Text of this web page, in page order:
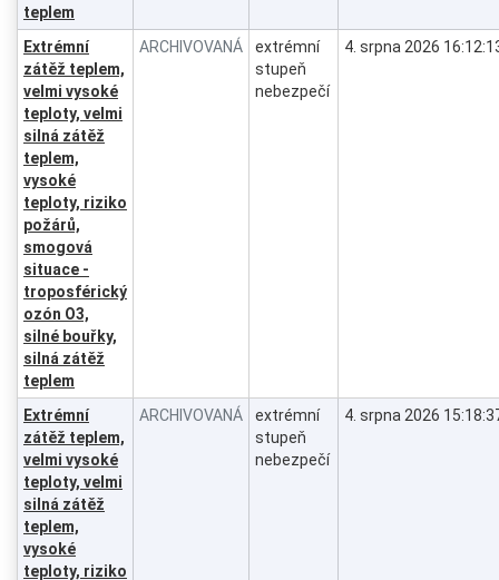
teplem
Extrémní
zátěž teplem,
velmi vysoké
teploty, velmi
silná zátěž
teplem,
vysoké
teploty, riziko
požárů,
smogová
situace -
troposférický
ozón O3,
silné bouřky,
silná zátěž
teplem
ARCHIVOVANÁ
extrémní
stupeň
nebezpečí
4. srpna 2026
Extrémní
zátěž teplem,
velmi vysoké
teploty, velmi
silná zátěž
teplem,
vysoké
teploty, riziko
ARCHIVOVANÁ
extrémní
stupeň
nebezpečí
4. srpna 2026